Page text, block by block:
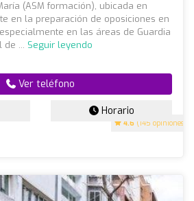
4.6 (145 opiniones)
(ASM formación), ubicada en
en la preparación de oposiciones en
en las áreas de Guardia
de ... Seguir leyendo
Ver teléfono
Horario